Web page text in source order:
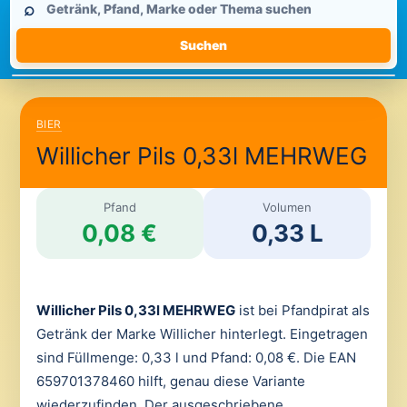
durchsuchen
⌕
Suchen
BIER
Willicher Pils 0,33l MEHRWEG
Pfand
0,08 €
Volumen
0,33 L
Willicher Pils 0,33l MEHRWEGist bei Pfandpirat als
Getränk der Marke Willicher hinterlegt. Eingetragen
sind Füllmenge: 0,33 l und Pfand: 0,08 €. Die EAN
659701378460 hilft, genau diese Variante